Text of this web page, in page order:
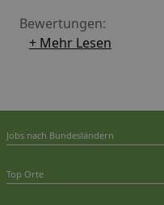
Bewertungen:
+ Mehr Lesen
Jobs nach Bundesländern
Top Orte